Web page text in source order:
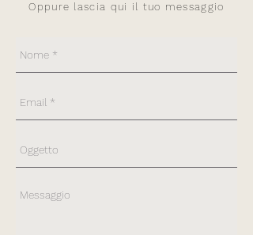
Oppure lascia qui il tuo messaggio